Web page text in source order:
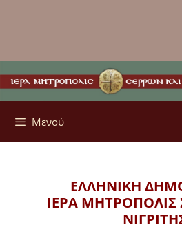
Μενού
ΕΛΛΗΝΙΚΗ
ΙΕΡΑ ΜΗΤΡΟΠΟΛΙΣ